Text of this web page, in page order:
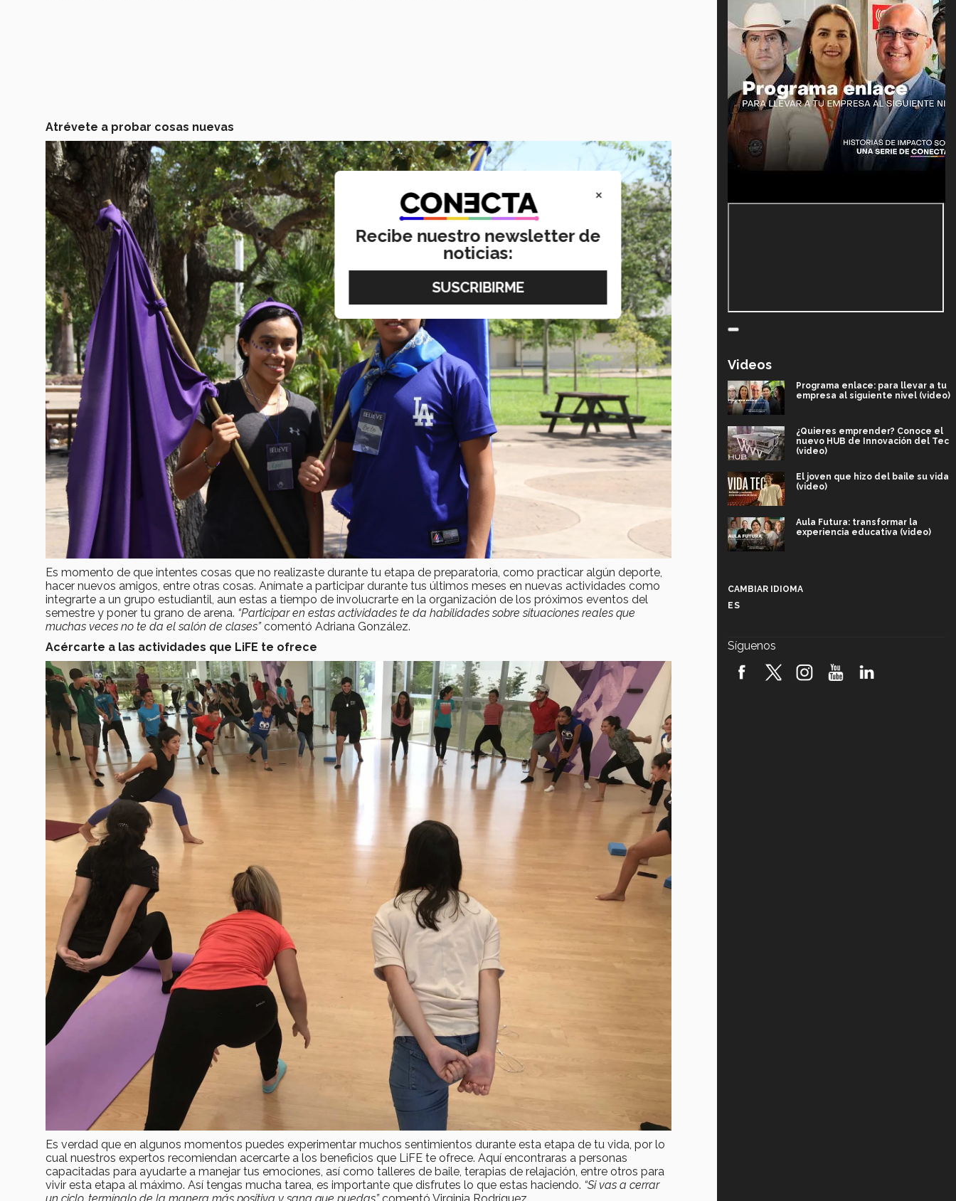
Atrévete a probar cosas nuevas
Es momento de que intentes cosas que no realizaste durante tu etapa de preparatoria, como practicar algún deporte,
hacer nuevos amigos, entre otras cosas. Anímate a participar durante tus últimos meses en nuevas actividades como
integrarte a un grupo estudiantil, aun estas a tiempo de involucrarte en la organización de los próximos eventos del
semestre y poner tu grano de arena. “Participar en estas actividades te da habilidades sobre situaciones reales que
muchas veces no te da el salón de clases”comentó Adriana González.
Acércarte a las actividades que LiFE te ofrece
Es verdad que en algunos momentos puedes experimentar muchos sentimientos durante esta etapa de tu vida, por lo
cual nuestros expertos recomiendan acercarte a los beneficios que LiFE te ofrece. Aquí encontraras a personas
capacitadas para ayudarte a manejar tus emociones, así como talleres de baile, terapias de relajación, entre otros para
vivir esta etapa al máximo. Así tengas mucha tarea, es importante que disfrutes lo que estas haciendo. “Si vas a cerrar
Videos
Programa enlace: para llevar a tu
empresa al siguiente nivel (video)
¿Quieres emprender? Conoce el
nuevo HUB de Innovación del Tec
(video)
El joven que hizo del baile su vida
(video)
Aula Futura: transformar la
experiencia educativa (video)
robótica FIRST 2026! (video)
CAMBIAR IDIOMA
ES
Síguenos
×
Recibe nuestro newsletter de
noticias: